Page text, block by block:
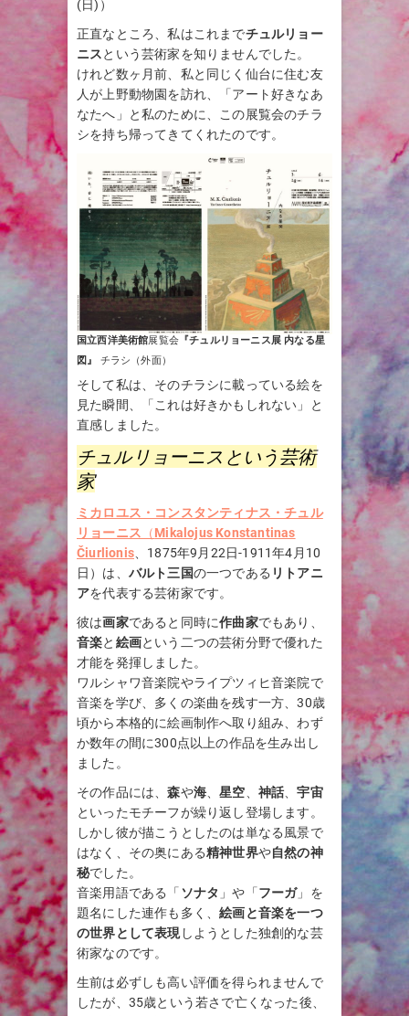
(日)）
正直なところ、私はこれまでチュルリョー
ニスという芸術家を知りませんでした。
けれど数ヶ月前、私と同じく仙台に住む友
人が上野動物園を訪れ、「アート好きなあ
なたへ」と私のために、この展覧会のチラ
シを持ち帰ってきてくれたのです。
国立西洋美術館展覧会 『チュルリョーニス展 内なる星
図』
チラシ（外面）
そして私は、そのチラシに載っている絵を
見た瞬間、「これは好きかもしれない」と
直感しました。
チュルリョーニスという芸術
家
ミカロユス・コンスタンティナス・チュル
リョーニス （Mikalojus Konstantinas
Čiurlionis 、1875年9月22日-1911年4月10
日）は、 バルト三国の一つである リトアニ
アを代表する芸術家です。
彼は画家であると同時に作曲家でもあり、
音楽と 絵画という二つの芸術分野で優れた
才能を発揮しました。
ワルシャワ音楽院やライプツィヒ音楽院で
音楽を学び、多くの楽曲を残す一方、30歳
頃から本格的に絵画制作へ取り組み、わず
か数年の間に300点以上の作品を生み出し
ました。
その作品には、森や海 、星空 神話、宇宙
といったモチーフが繰り返し登場します。
しかし彼が描こうとしたのは単なる風景で
はなく、その奥にある精神世界や自然の神
秘でした。
音楽用語である「 ソナタ 」や「フーガ」を
題名にした連作も多く、絵画と音楽を一つ
の世界として表現しようとした独創的な芸
術家なのです。
生前は必ずしも高い評価を得られませんで
したが、35歳という若さで亡くなった後、